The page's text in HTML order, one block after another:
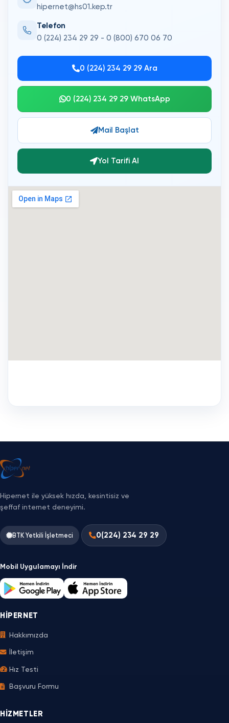
Destek
hipernet@hs01.kep.tr
Telefon
0 (224) 234 29 29 - 0 (800) 670 06 70
0 (224) 234 29 29 Ara
0 (224) 234 29 29 WhatsApp
Mail Başlat
Yol Tarifi Al
Hipernet ile yüksek hızda, kesintisiz ve
şeffaf internet deneyimi.
BTK Yetkili İşletmeci 0(224) 234 29 29
Mobil Uygulamayı İndir
HIPERNET
Hakkımızda
İletişim
Hız Testi
Başvuru Formu
HIZMETLER